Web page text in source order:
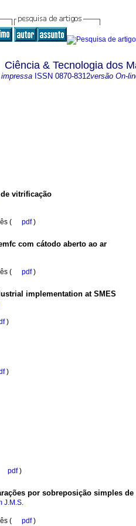
Ciência & Tecnologia dos
ISSN 0870-8312versão On-
vitrificação
( pdf)
com cátodo aberto ao ar
( pdf)
implementation at SMES
)
)
pdf)
por sobreposição simples
J.M.S.
( pdf)